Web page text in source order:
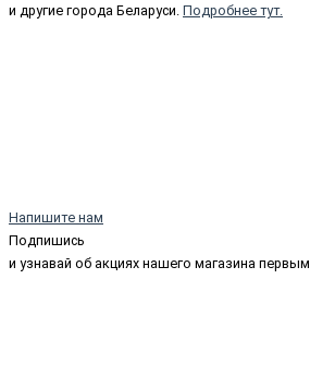
и другие города Беларуси. Подробнее тут.
Напишите нам
Подпишись
и узнавай об акциях нашего магазина первым